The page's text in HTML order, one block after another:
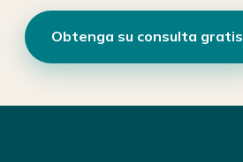
Obtenga su consulta gratis